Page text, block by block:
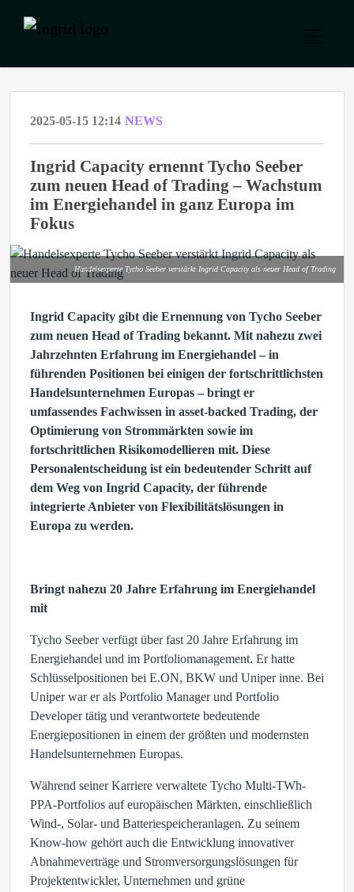
2025-05-15 12:14 NEWS
Ingrid Capacity ernennt Tycho Seeber
zum neuen Head of Trading – Wachstum
im Energiehandel in ganz Europa im
Fokus
Handelsexperte Tycho Seeber verstärkt Ingrid Capacity als neuer Head of Trading
Ingrid Capacity gibt die Ernennung von Tycho Seeber
zum neuen Head of Trading bekannt. Mit nahezu zwei
Jahrzehnten Erfahrung im Energiehandel – in
führenden Positionen bei einigen der fortschrittlichsten
Handelsunternehmen Europas – bringt er
umfassendes Fachwissen in asset-backed Trading, der
Optimierung von Strommärkten sowie im
fortschrittlichen Risikomodellieren mit. Diese
Personalentscheidung ist ein bedeutender Schritt auf
dem Weg von Ingrid Capacity, der führende
integrierte Anbieter von Flexibilitätslösungen in
Europa zu werden.
Bringt nahezu 20 Jahre Erfahrung im Energiehandel
mit
Tycho Seeber verfügt über fast 20 Jahre Erfahrung im
Energiehandel und im Portfoliomanagement. Er hatte
Schlüsselpositionen bei E.ON, BKW und Uniper inne. Bei
Uniper war er als Portfolio Manager und Portfolio
Developer tätig und verantwortete bedeutende
Energiepositionen in einem der größten und modernsten
Handelsunternehmen Europas.
Während seiner Karriere verwaltete Tycho Multi-TWh-
PPA-Portfolios auf europäischen Märkten, einschließlich
Wind-, Solar- und Batteriespeicheranlagen. Zu seinem
Know-how gehört auch die Entwicklung innovativer
Abnahmeverträge und Stromversorgungslösungen für
Projektentwickler, Unternehmen und grüne